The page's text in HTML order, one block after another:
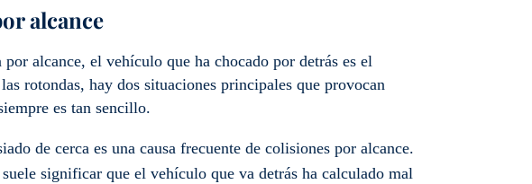
alcance
alcance, el vehículo que ha chocado por detrás es el
rotondas, hay dos situaciones principales que provocan
es tan sencillo.
de cerca es una causa frecuente de colisiones por alcance.
significar que el vehículo que va detrás ha calculado mal